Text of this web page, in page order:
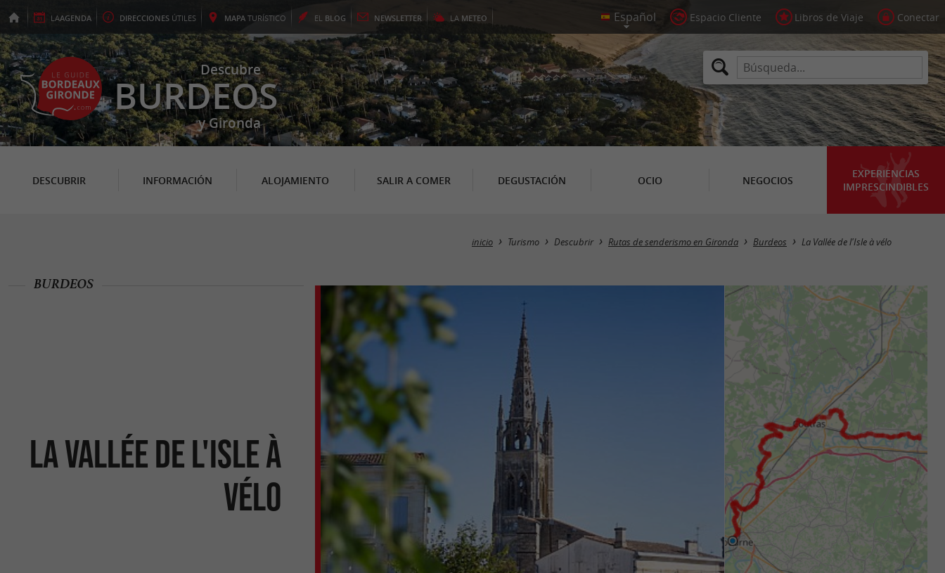
LAAGENDA DIRECCIONES ÚTILES MAPA TURÍSTICO EL BLOG NEWSLETTER LA METEO Espacio Cliente Libros de Viaje Conectar
Descubre
BURDEOS
y Gironda
DESCUBRIR INFORMACIÓN ALOJAMIENTO SALIR A COMER DEGUSTACIÓN OCIO NEGOCIOS
EXPERIENCIAS
IMPRESCINDIBLES
inicio Turismo Descubrir Rutas de senderismo en Gironda Burdeos La Vallée de l'Isle à vélo
La Vallée de l'Isle à
vélo
BURDEOS